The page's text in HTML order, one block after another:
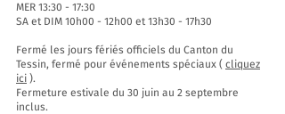
MER 13:30 - 17:30
SA et DIM 10h00 - 12h00 et 13h30 - 17h30
Fermé les jours fériés officiels du Canton du
Tessin, fermé pour événements spéciaux ( cliquez
ici ).
Fermeture estivale du 30 juin au 2 septembre
inclus.